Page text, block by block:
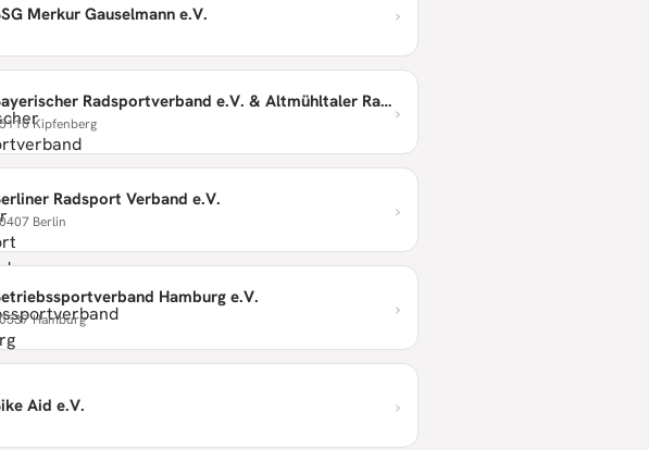
Merkur Gauselmann e.V. ›
Bayerischer Radsportverband e.V. & Altmühltaler Radmarathon
Kipfenberg ›
Radsport Verband e.V.
Berlin ›
Hamburg e.V.
Hamburg ›
Aid e.V. ›